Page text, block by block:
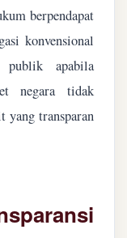
berpendapat
konvensional
publik apabila
negara tidak
yang transparan